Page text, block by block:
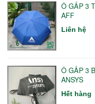
Ô GẤP 3
AFF
Liên hệ
Ô GẤP 3
ANSYS
Hết hàng